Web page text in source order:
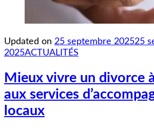
Updated on 25 septembre 202525
2025ACTUALITÉS
Mieux vivre un divorce
aux services
locaux